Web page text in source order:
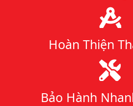
Hoàn Thiện
Bảo Hành